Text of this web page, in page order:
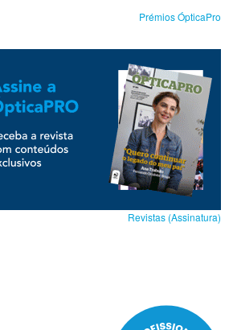
Prémios ÓpticaPro
Revistas (Assinatura)